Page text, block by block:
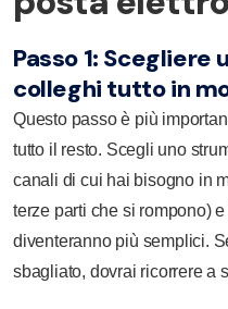
Passo 1: Scegliere
colleghi tutto in
Questo passo è più
tutto il resto. Scegli uno
canali di cui hai bisogno in
terze parti che si rompono)
diventeranno più semplici.
sbagliato, dovrai ricorrere a